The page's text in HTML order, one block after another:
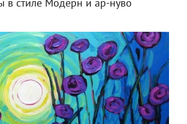
в стиле Модерн и ар-нуво